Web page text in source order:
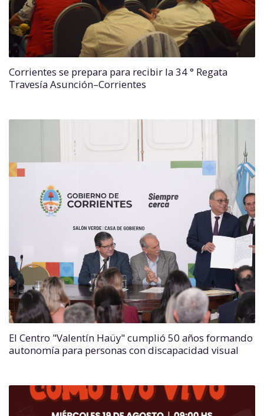
Corrientes se prepara para recibir la 34 ° Regata
Travesía Asunción–Corrientes
El Centro "Valentín Haüy" cumplió 50 años formando
autonomía para personas con discapacidad visual